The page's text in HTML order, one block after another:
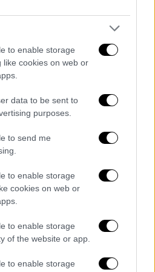
to enable storage
like cookies on web or
data to be sent to
purposes.
to send me
to enable storage
cookies on web or
to enable storage
of the website or app.
to enable storage
on Instagram
πολύ δύναμη, για
της υγείας του